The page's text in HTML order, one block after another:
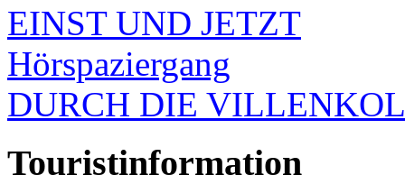
EINST UND JETZT
Hörspaziergang
DURCH DIE
Touristinformation